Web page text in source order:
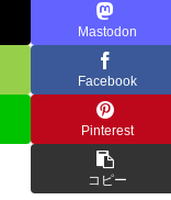
Mastodon
Facebook
Pinterest
コピー